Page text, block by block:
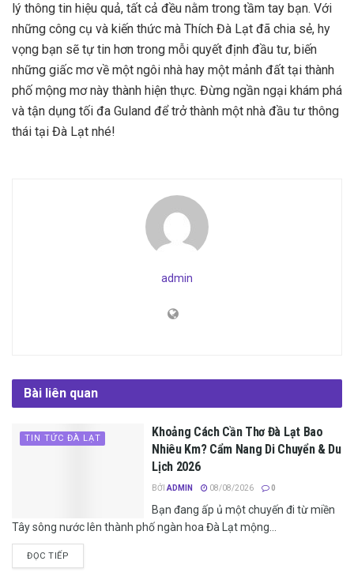
lý thông tin hiệu quả, tất cả đều nằm trong tầm tay bạn. Với
những công cụ và kiến thức mà Thích Đà Lạt đã chia sẻ, hy
vọng bạn sẽ tự tin hơn trong mỗi quyết định đầu tư, biến
những giấc mơ về một ngôi nhà hay một mảnh đất tại thành
phố mộng mơ này thành hiện thực. Đừng ngần ngại khám phá
và tận dụng tối đa Guland để trở thành một nhà đầu tư thông
thái tại Đà Lạt nhé!
admin
Bài liên quan
TIN TỨC ĐÀ LẠT
Khoảng Cách Cần Thơ Đà Lạt Bao
Nhiêu Km? Cẩm Nang Di Chuyển & Du
Lịch 2026
BỞI ADMIN 08/08/2026 0
Bạn đang ấp ủ một chuyến đi từ miền
Tây sông nước lên thành phố ngàn hoa Đà Lạt mộng...
ĐỌC TIẾP